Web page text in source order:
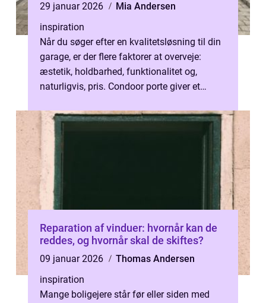
29 januar 2026
Mia Andersen
inspiration
Når du søger efter en kvalitetsløsning til din
garage, er der flere faktorer at overveje:
æstetik, holdbarhed, funktionalitet og,
naturligvis, pris. Condoor porte giver et
Reparation af vinduer: hvornår kan de
reddes, og hvornår skal de skiftes?
09 januar 2026
Thomas Andersen
inspiration
Mange boligejere står før eller siden med